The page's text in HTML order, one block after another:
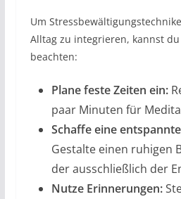
Um
Alltag zu integrieren, kannst
beachten:
Plane feste Zeiten ein:
paar Minuten für
Schaffe eine
Gestalte einen ruhigen
der ausschließlich der
Nutze Erinnerungen: